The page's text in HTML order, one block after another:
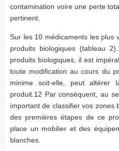
contamination voire une perte
pertinent.
Sur les 10 médicaments les plus
produits biologiques (tableau
produits biologiques, il est
toute modification au cours du
minime soit-elle, peut altérer
produit.12 Par conséquent, au
important de classifier vos zones
des premières étapes de ce
place un mobilier et des
blanches.